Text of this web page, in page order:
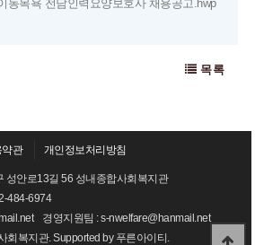
동목욕 전담인력요양보호사 채용공고.hwp
목록
약관 개인정보처리방침
성안로13길 56 성내종합사회복지관
484-6974
경영지원팀 : s-nwelfare@hanmail.net
회복지관. Supported by 푸른아이티.